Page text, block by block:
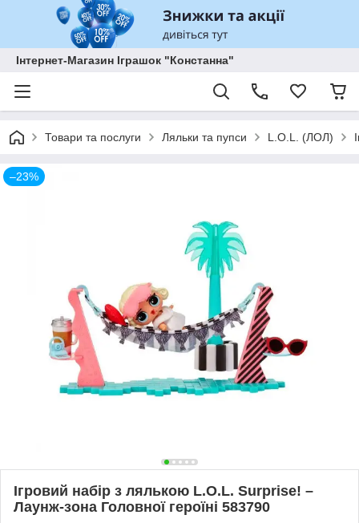
Інтернет-Магазин Іграшок "Констанна"
Товари та послуги Ляльки та пупси L.O.L. (ЛОЛ)
–23%
Ігровий набір з лялькою L.O.L. Surprise! –
Лаунж-зона Головної героїні 583790